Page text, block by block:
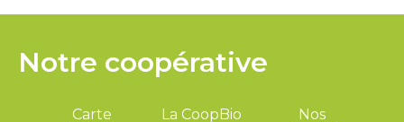
Notre coopérative
Carte
La CoopBio
Nos